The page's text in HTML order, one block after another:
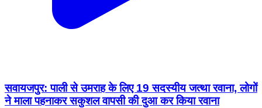
सवायजपुर: पाली से उमराह के लिए 19 सदस्यीय जत्था रवाना, लोगों
ने माला पहनाकर सकुशल वापसी की दुआ कर किया रवाना